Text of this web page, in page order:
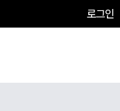
로그인